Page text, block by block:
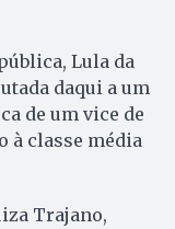
Lula da
daqui a um
de um vice de
à classe média
Trajano,